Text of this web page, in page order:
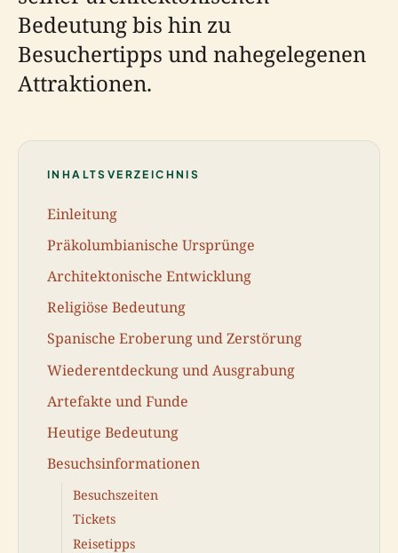
Bedeutung bis hin zu
Besuchertipps und nahegelegenen
Attraktionen.
INHALTSVERZEICHNIS
Einleitung
Präkolumbianische Ursprünge
Architektonische Entwicklung
Religiöse Bedeutung
Spanische Eroberung und Zerstörung
Wiederentdeckung und Ausgrabung
Artefakte und Funde
Heutige Bedeutung
Besuchsinformationen
Besuchszeiten
Tickets
Reisetipps